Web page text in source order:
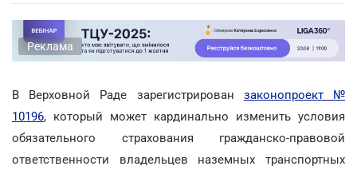
Реклама
В Верховной Раде зарегистрирован законопроект №
10196, который может кардинально изменить условия
обязательного страхования гражданско-правовой
ответственности владельцев наземных транспортных